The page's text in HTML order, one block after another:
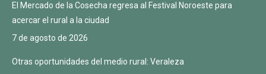
El Mercado de la Cosecha regresa al Festival Noroeste para
acercar el rural a la ciudad
7 de agosto de 2026
Otras oportunidades del medio rural: Veraleza